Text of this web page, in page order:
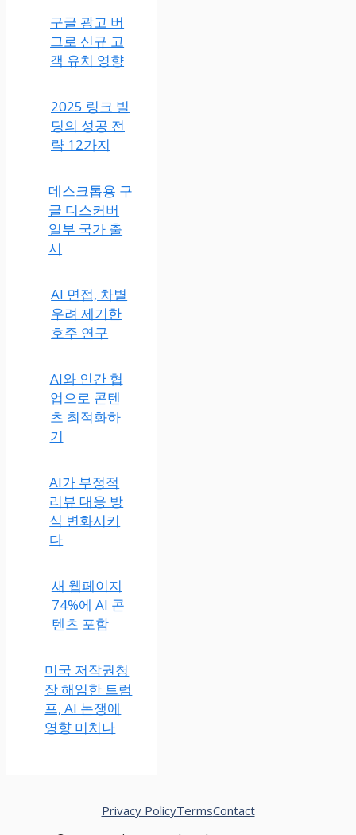
정
구글 광고 버
객 유치 영향
2025 링크 빌
략 12가지
데스크톱용 구
글 디스커버
시
AI 면접, 차별
호주 연구
AI와 인간 협
업으로 콘텐
기
AI가 부정적
리뷰 대응 방
다
새 웹페이지
텐츠 포함
미국 저작권청
장 해임한 트럼